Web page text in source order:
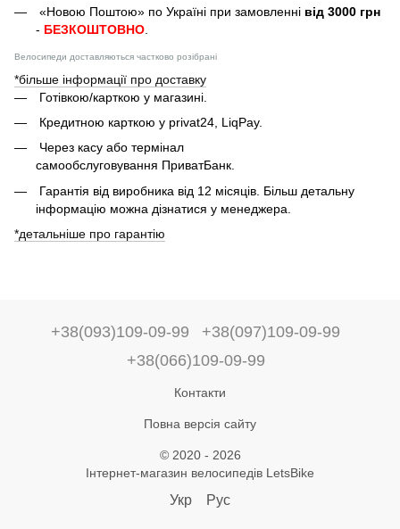
«Новою Поштою» по Україні при замовленні від 3000 грн
- БЕЗКОШТОВНО
Велосипеди доставляються частково розібрані
*більше інформації про доставку
Готівкою/карткою у магазині.
Кредитною карткою у privat24, LiqPay.
Через касу або термінал
самообслуговування ПриватБанк.
Гарантія від виробника від 12 місяців. Більш детальну
інформацію можна дізнатися у менеджера.
*детальніше про гарантію
+38(093)109-09-99
+38(097)109-09-99
+38(066)109-09-99
Контакти
Повна версія сайту
© 2020 - 2026
Інтернет-магазин велосипедів LetsBike
Укр Рус